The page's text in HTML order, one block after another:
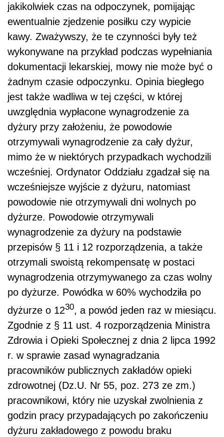
jakikolwiek czas na odpoczynek, pomijając
ewentualnie zjedzenie posiłku czy wypicie
kawy. Zważywszy, że te czynności były też
wykonywane na przykład podczas wypełniania
dokumentacji lekarskiej, mowy nie może być o
żadnym czasie odpoczynku. Opinia biegłego
jest także wadliwa w tej części, w której
uwzględnia wypłacone wynagrodzenie za
dyżury przy założeniu, że powodowie
otrzymywali wynagrodzenie za cały dyżur,
mimo że w niektórych przypadkach wychodzili
wcześniej. Ordynator Oddziału zgadzał się na
wcześniejsze wyjście z dyżuru, natomiast
powodowie nie otrzymywali dni wolnych po
dyżurze. Powodowie otrzymywali
wynagrodzenie za dyżury na podstawie
przepisów § 11 i 12 rozporządzenia, a także
otrzymali swoistą rekompensatę w postaci
wynagrodzenia otrzymywanego za czas wolny
po dyżurze. Powódka w 60% wychodziła po
dyżurze o 1230, a powód jeden raz w miesiącu.
Zgodnie z § 11 ust. 4 rozporządzenia Ministra
Zdrowia i Opieki Społecznej z dnia 2 lipca 1992
r. w sprawie zasad wynagradzania
pracowników publicznych zakładów opieki
zdrowotnej (Dz.U. Nr 55, poz. 273 ze zm.)
pracownikowi, który nie uzyskał zwolnienia z
godzin pracy przypadających po zakończeniu
dyżuru zakładowego z powodu braku